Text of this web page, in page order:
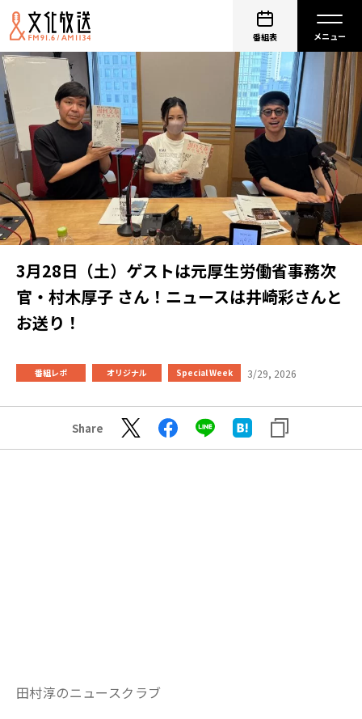
番組表
3月28日（土）ゲストは元厚生労働省事務次
官・村木厚子 さん！ニュースは井崎彩さんと
お送り！
番組レポ オリジナル Special Week 3/29, 2026
Share
田村淳のニュースクラブ